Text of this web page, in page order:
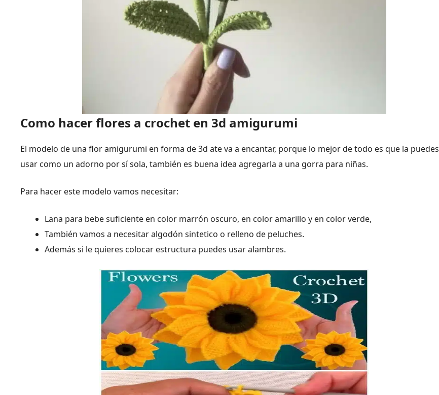
Como hacer flores a crochet en 3d amigurumi
El modelo de una flor amigurumi en forma de 3d ate va a encantar, porque lo mejor de todo es que la puedes
usar como un adorno por sí sola, también es buena idea agregarla a una gorra para niñas.
Para hacer este modelo vamos necesitar:
Lana para bebe suficiente en color marrón oscuro, en color amarillo y en color verde,
También vamos a necesitar algodón sintetico o relleno de peluches.
Además si le quieres colocar estructura puedes usar alambres.